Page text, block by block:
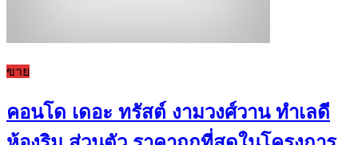
ขาย
คอนโด เดอะ ทรัสต์ งามวงศ์วาน ทำเลดี